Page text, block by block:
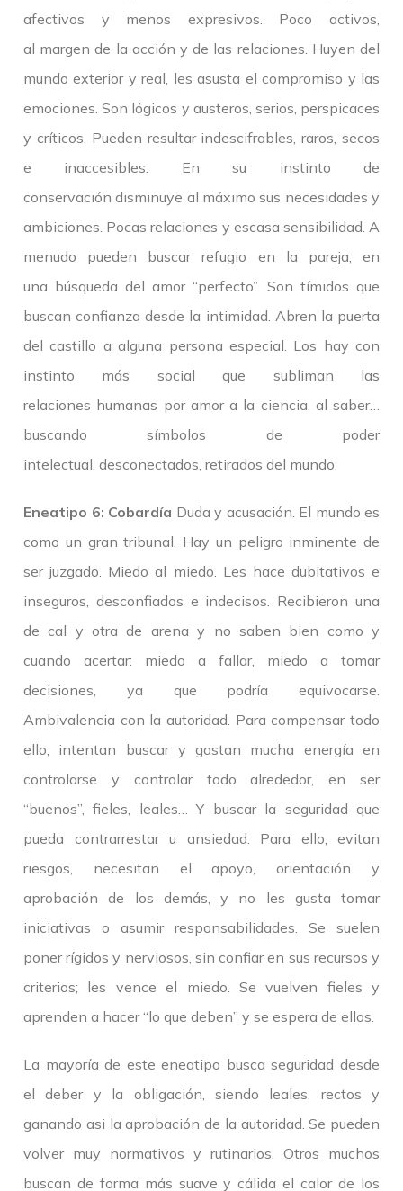
afectivos y menos expresivos. Poco activos,
al margen de la acción y de las relaciones. Huyen del
mundo exterior y real, les asusta el compromiso y las
emociones. Son lógicos y austeros, serios, perspicaces
y críticos. Pueden resultar indescifrables, raros, secos
e inaccesibles. En su instinto de
conservación disminuye al máximo sus necesidades y
ambiciones. Pocas relaciones y escasa sensibilidad. A
menudo pueden buscar refugio en la pareja, en
una búsqueda del amor “perfecto”. Son tímidos que
buscan confianza desde la intimidad. Abren la puerta
del castillo a alguna persona especial. Los hay con
instinto más social que subliman las
relaciones humanas por amor a la ciencia, al saber…
buscando símbolos de poder
intelectual, desconectados, retirados del mundo.
Eneatipo 6: Cobardía Duda y acusación. El mundo es
como un gran tribunal. Hay un peligro inminente de
ser juzgado. Miedo al miedo. Les hace dubitativos e
inseguros, desconfiados e indecisos. Recibieron una
de cal y otra de arena y no saben bien como y
cuando acertar: miedo a fallar, miedo a tomar
decisiones, ya que podría equivocarse.
Ambivalencia con la autoridad. Para compensar todo
ello, intentan buscar y gastan mucha energía en
controlarse y controlar todo alrededor, en ser
“buenos”, fieles, leales… Y buscar la seguridad que
pueda contrarrestar u ansiedad. Para ello, evitan
riesgos, necesitan el apoyo, orientación y
aprobación de los demás, y no les gusta tomar
iniciativas o asumir responsabilidades. Se suelen
poner rígidos y nerviosos, sin confiar en sus recursos y
criterios; les vence el miedo. Se vuelven fieles y
aprenden a hacer “lo que deben” y se espera de ellos.
La mayoría de este eneatipo busca seguridad desde
el deber y la obligación, siendo leales, rectos y
ganando asi la aprobación de la autoridad. Se pueden
volver muy normativos y rutinarios. Otros muchos
buscan de forma más suave y cálida el calor de los